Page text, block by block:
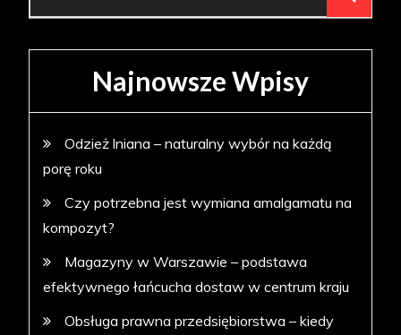
Najnowsze Wpisy
Odzież lniana – naturalny wybór na każdą
porę roku
Czy potrzebna jest wymiana amalgamatu na
kompozyt?
Magazyny w Warszawie – podstawa
efektywnego łańcucha dostaw w centrum kraju
Obsługa prawna przedsiębiorstwa – kiedy